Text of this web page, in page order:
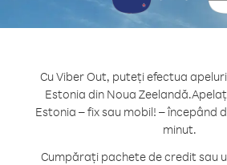
Cu Viber Out, puteți efectua
Estonia din Noua Zeelandă.
Estonia – fix sau mobil! – începând
minut.
Cumpărați pachete de credit sau